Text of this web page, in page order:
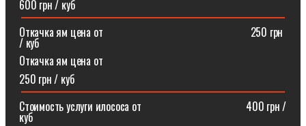
600 грн / куб
Откачка ям цена от ⠀⠀⠀⠀⠀⠀⠀⠀⠀⠀⠀⠀⠀⠀⠀⠀⠀⠀250 грн
/ куб
Откачка ям цена от
250 грн / куб
Стоимость услуги илососа от⠀⠀⠀⠀⠀⠀⠀⠀⠀⠀⠀⠀⠀400 грн /
куб